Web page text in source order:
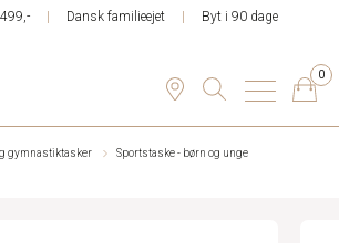
Dansk familieejet Byt i 90 dage
0
gymnastiktasker
Sportstaske - børn og unge